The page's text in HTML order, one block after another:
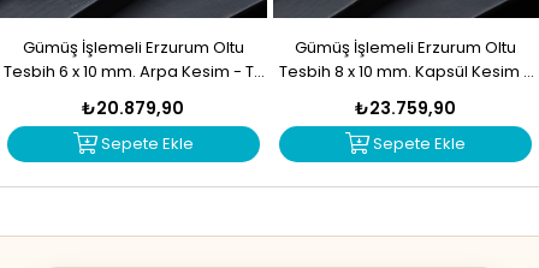
Gümüş İşlemeli Erzurum Oltu
Tesbih 6 x 10 mm. Arpa Kesim - T-
1916
₺20.879,90
Sepete Ekle
Gümüş İşlemeli Erzurum Oltu
Tesbih 8 x 10 mm. Kapsül Kesim -
T-1915
₺23.759,90
Sepete Ekle